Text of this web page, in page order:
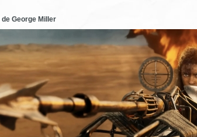
de George Miller